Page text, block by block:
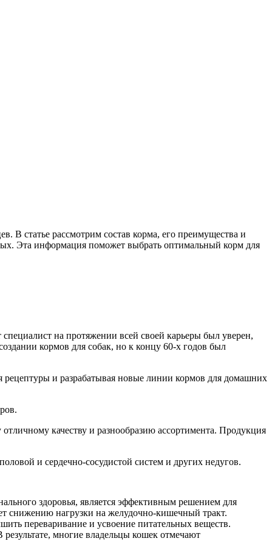
В статье рассмотрим состав корма, его преимущества и
Эта информация поможет выбрать оптимальный корм для
на протяжении всей своей карьеры был уверен,
кормов для собак, но к концу 60-х годов был
рецептуры и разрабатывая новые линии кормов для домашних
качеству и разнообразию ассортимента. Продукция
и сердечно-сосудистой систем и других недугов.
здоровья, является эффективным решением для
снижению нагрузки на желудочно-кишечный тракт.
переваривание и усвоение питательных веществ.
многие владельцы кошек отмечают